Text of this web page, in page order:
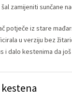
zamijeniti sunčane
potječe iz stare
u verziju bez
i dalo kestenima da